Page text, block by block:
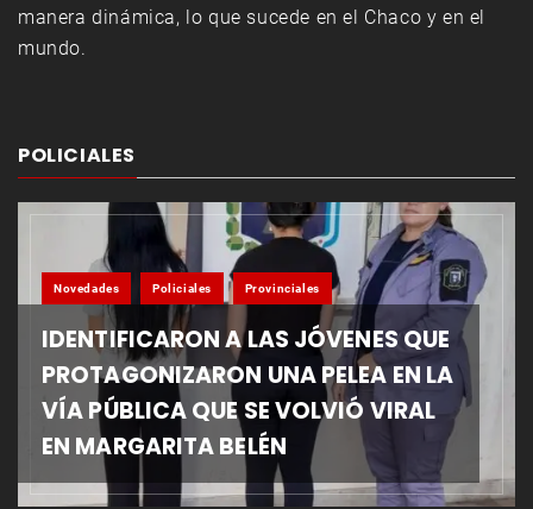
manera dinámica, lo que sucede en el Chaco y en el
mundo.
POLICIALES
Novedades Policiales Provinciales
IDENTIFICARON A LAS JÓVENES QUE
PROTAGONIZARON UNA PELEA EN LA
VÍA PÚBLICA QUE SE VOLVIÓ VIRAL
EN MARGARITA BELÉN